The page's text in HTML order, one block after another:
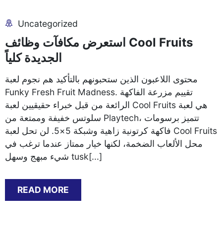
Uncategorized
استعرض مكافآت وظائف Cool Fruits
الجديدة كلياً
محتوى اللاعبون الذين ستحبونهم بالتأكيد هم نجوم لعبة
Funky Fresh Fruit Madness. تقييم مزرعة الفاكهة
الرائعة من قبل خبراء حقيقيين لعبة Cool Fruits هي لعبة
سلوتس خفيفة وممتعة من Playtech، تتميز برسومات
فاكهة كرتونية زاهية وشبكة 5×5. لن تحل لعبة Cool Fruits
محل الألعاب الضخمة، لكنها خيار ممتاز عندما ترغب في
شيء مبهج وسهل tusk[...]
READ MORE